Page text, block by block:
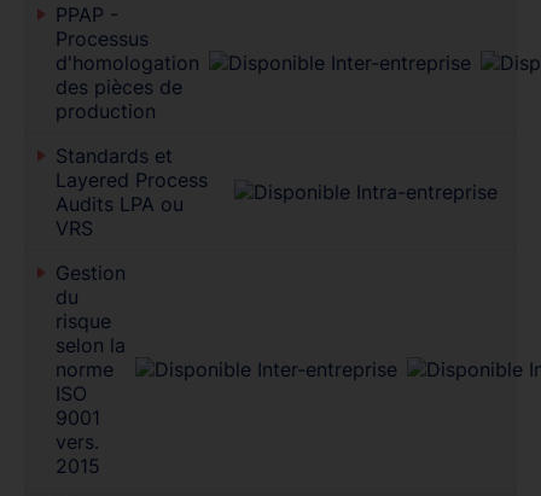
PPAP -
Processus
d'homologation
des pièces de
production
Standards et
Layered Process
Audits LPA ou
VRS
Gestion
du
risque
selon la
norme
ISO
9001
vers.
2015